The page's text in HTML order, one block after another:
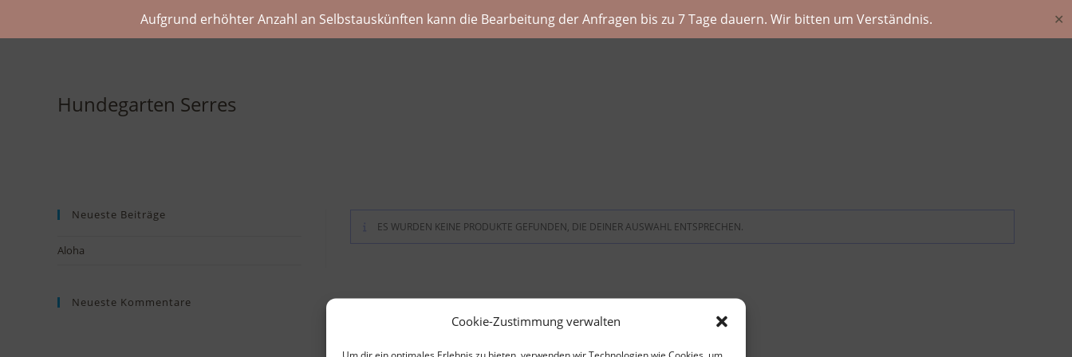
Aufgrund erhöhter Anzahl an Selbstauskünften kann die Bearbeitung der Anfragen bis zu 7 Tage dauern. Wir bitten um Verständnis. ✕
Cookie-Zustimmung verwalten
Hundegarten Serres
ES WURDEN KEINE PRODUKTE GEFUNDEN, DIE DEINER AUSWAHL ENTSPRECHEN.
Neueste Beiträge
Aloha
Neueste Kommentare